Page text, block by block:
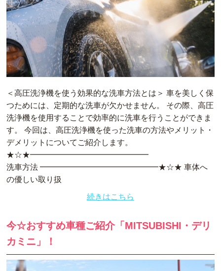
＜高圧洗浄機を使う効果的な洗車方法とは＞ 車を美しく保
つためには、定期的な洗車が欠かせません。 その際、高圧
洗浄機を使用することで効率的に洗車を行うことができま
す。 今回は、高圧洗浄機を使った洗車の方法やメリット・
デメリットについてご紹介します。
★☆★━━━━━━━━━━━━━━━
洗車方法 ━━━━━━━━━━━━━━━★☆★ 車体へ
の優しい取り扱
続きはこちら
今☆おすすめ車種ご紹介「MITSUBISHI・デリ
カミニ」！